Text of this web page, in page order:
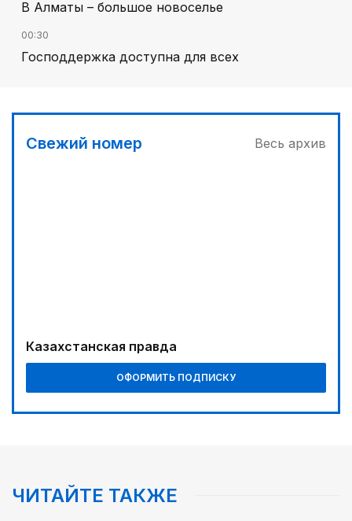
В Алматы – большое новоселье
00:30
Господдержка доступна для всех
Продолжаются инспекционные поездки
04:30
Наш десант на Dota 2, Phygital Football и Phygital
02:00
Золото, рожденное трудом
Свежий номер Весь архив
Казахстанская правда
ОФОРМИТЬ ПОДПИСКУ
ЧИТАЙТЕ ТАКЖЕ